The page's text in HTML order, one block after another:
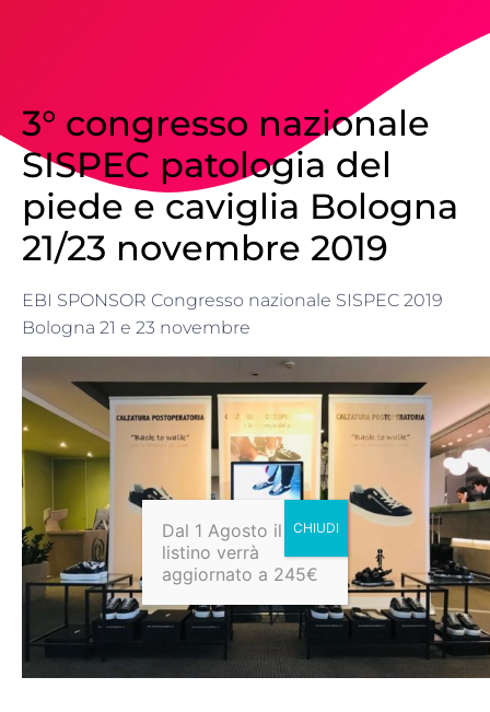
3° congresso nazionale
SISPEC patologia del
piede e caviglia Bologna
21/23 novembre 2019
EBI SPONSOR Congresso nazionale SISPEC 2019
Bologna 21 e 23 novembre
Dal 1 Agosto il
listino verrà
aggiornato a 245€